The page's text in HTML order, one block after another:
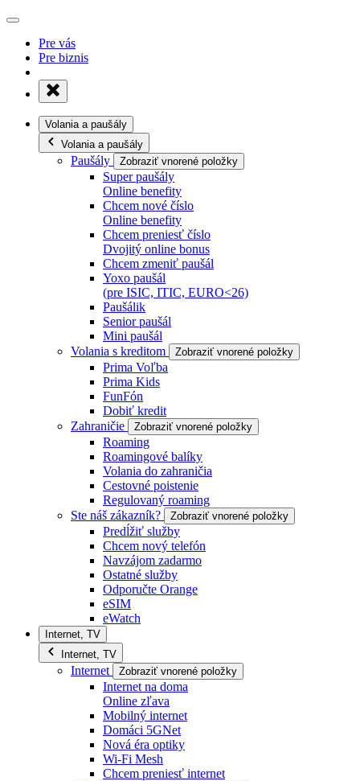
Pre vás
Pre biznis
Volania a paušály
Volania a paušály
Paušály Zobraziť vnorené položky
Super paušály
Online benefity
Chcem nové číslo
Online benefity
Chcem preniesť číslo
Dvojitý online bonus
Chcem zmeniť paušál
Yoxo paušál
(pre ISIC, ITIC, EURO<26)
Paušálik
Senior paušál
Mini paušál
Volania s kreditom
Zobraziť vnorené položky
Prima Voľba
Prima Kids
FunFón
Dobiť kredit
Zahraničie
Zobraziť vnorené položky
Roaming
Roamingové balíky
Volania do zahraničia
Cestovné poistenie
Regulovaný roaming
Ste náš zákazník?
Zobraziť vnorené položky
Predĺžiť služby
Chcem nový telefón
Navzájom zadarmo
Ostatné služby
Odporučte Orange
eSIM
eWatch
Internet, TV
Internet, TV
Internet Zobraziť vnorené položky
Internet na doma
Online zľava
Mobilný internet
Domáci 5GNet
Nová éra optiky
Wi-Fi Mesh
Chcem preniesť internet